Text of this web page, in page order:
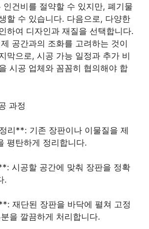
인건비를 절약할 수 있지만, 폐기물
할 수 있습니다. 다음으로, 다양한
하여 디자인과 재질을 선택합니다.
공간과의 조화를 고려하는 것이
막으로, 시공 가능 일정과 추가 비
시공 업체와 꼼꼼히 협의해야 합
과정
리**: 기존 장판이나 이물질을 제
평탄하게 정리합니다.
시공할 공간에 맞춰 장판을 정확
.
재단된 장판을 바닥에 펼쳐 고정
을 깔끔하게 처리합니다.